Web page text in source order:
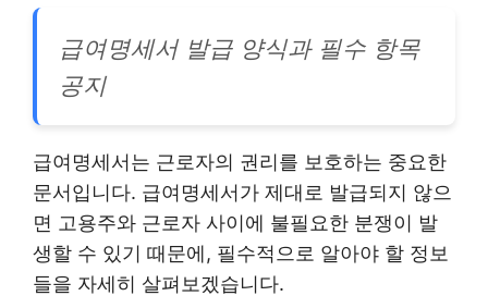
급여명세서 발급 양식과 필수 항목
공지
급여명세서는 근로자의 권리를 보호하는 중요한
문서입니다. 급여명세서가 제대로 발급되지 않으
면 고용주와 근로자 사이에 불필요한 분쟁이 발
생할 수 있기 때문에, 필수적으로 알아야 할 정보
들을 자세히 살펴보겠습니다.